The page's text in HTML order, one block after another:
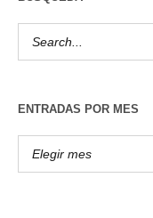
ENTRADAS POR MES